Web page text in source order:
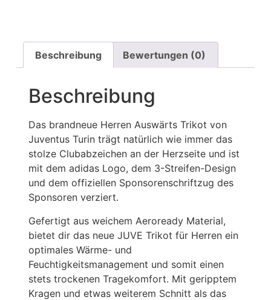
Beschreibung Bewertungen (0)
Beschreibung
Das brandneue Herren Auswärts Trikot von
Juventus Turin trägt natürlich wie immer das
stolze Clubabzeichen an der Herzseite und ist
mit dem adidas Logo, dem 3-Streifen-Design
und dem offiziellen Sponsorenschriftzug des
Sponsoren verziert.
Gefertigt aus weichem Aeroready Material,
bietet dir das neue JUVE Trikot für Herren ein
optimales Wärme- und
Feuchtigkeitsmanagement und somit einen
stets trockenen Tragekomfort. Mit geripptem
Kragen und etwas weiterem Schnitt als das